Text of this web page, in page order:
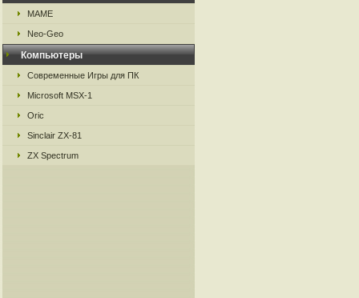
MAME
Neo-Geo
Компьютеры
Современные Игры для ПК
Microsoft MSX-1
Oric
Sinclair ZX-81
ZX Spectrum